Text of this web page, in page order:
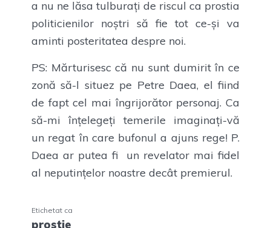
a nu ne lăsa tulburați de riscul ca prostia
politicienilor noștri să fie tot ce-și va
aminti posteritatea despre noi.
PS: Mărturisesc că nu sunt dumirit în ce
zonă să-l situez pe Petre Daea, el fiind
de fapt cel mai îngrijorător personaj. Ca
să-mi înțelegeți temerile imaginați-vă
un regat în care bufonul a ajuns rege! P.
Daea ar putea fi un revelator mai fidel
al neputințelor noastre decât premierul.
Etichetat ca
prostie